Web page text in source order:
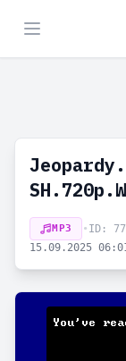
MP3 • ID:
15.09.2025